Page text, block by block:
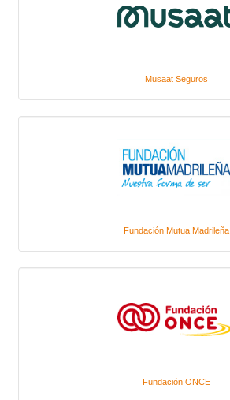
Musaat Seguros
Fundación Mutua Madrileña
Fundación ONCE